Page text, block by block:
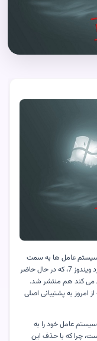
سیستم عامل ها به سمت
ویندوز 10 معطوف شده است، امروز خبر مهمی در مورد ویندوز 7، که در حال حاضر
می کند هم منتشر شد.
امروز به پشتیبانی اصلی
عامل خود را به
است، چرا که با حذف این